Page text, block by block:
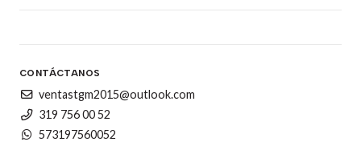
CONTÁCTANOS
ventastgm2015@outlook.com
319 756 00 52
573197560052